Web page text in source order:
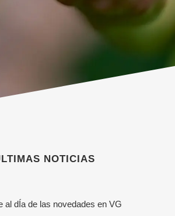
NOTICIAS
al dÍa de las novedades en VG